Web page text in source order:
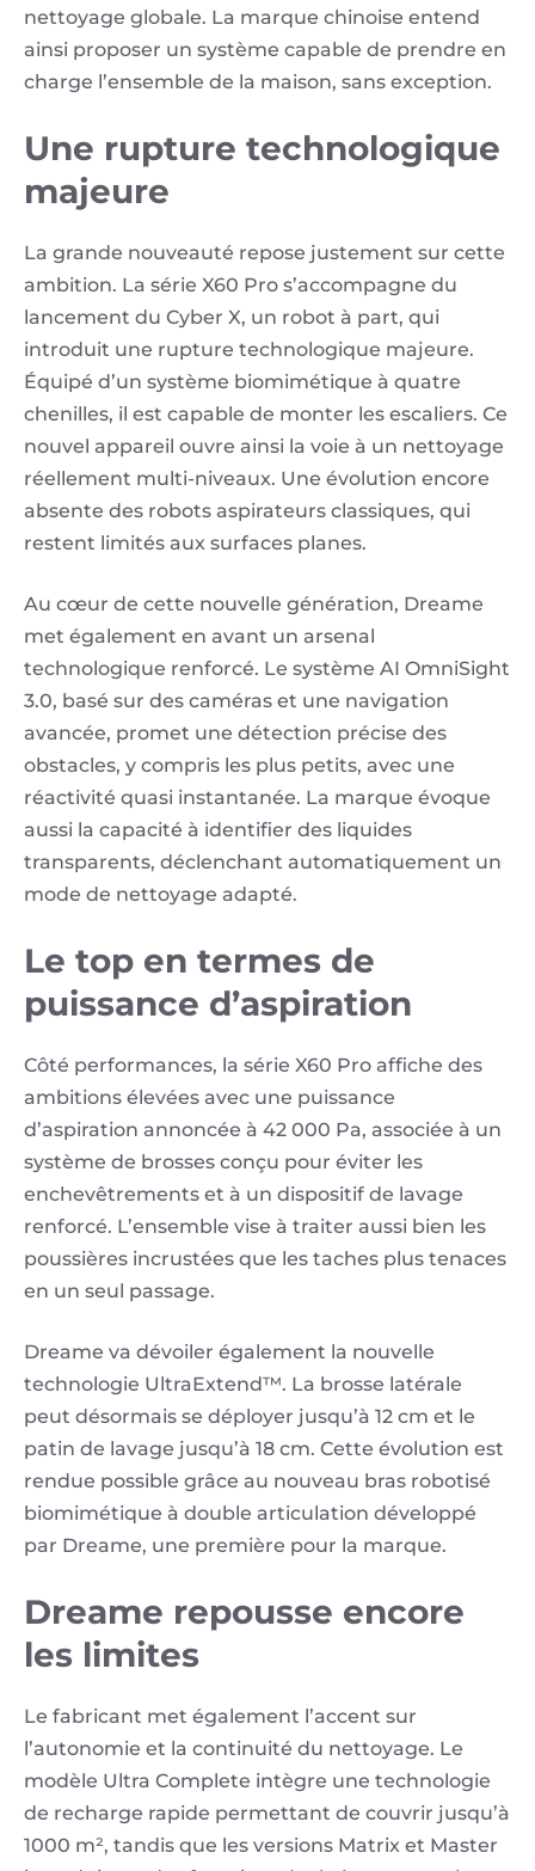
nettoyage globale. La marque chinoise entend
ainsi proposer un système capable de prendre en
charge l’ensemble de la maison, sans exception.
Une rupture technologique
majeure
La grande nouveauté repose justement sur cette
ambition. La série X60 Pro s’accompagne du
lancement du Cyber X, un robot à part, qui
introduit une rupture technologique majeure.
Équipé d’un système biomimétique à quatre
chenilles, il est capable de monter les escaliers. Ce
nouvel appareil ouvre ainsi la voie à un nettoyage
réellement multi-niveaux. Une évolution encore
absente des robots aspirateurs classiques, qui
restent limités aux surfaces planes.
Au cœur de cette nouvelle génération, Dreame
met également en avant un arsenal
technologique renforcé. Le système AI OmniSight
3.0, basé sur des caméras et une navigation
avancée, promet une détection précise des
obstacles, y compris les plus petits, avec une
réactivité quasi instantanée. La marque évoque
aussi la capacité à identifier des liquides
transparents, déclenchant automatiquement un
mode de nettoyage adapté.
Le top en termes de
puissance d’aspiration
Côté performances, la série X60 Pro affiche des
ambitions élevées avec une puissance
d’aspiration annoncée à 42 000 Pa, associée à un
système de brosses conçu pour éviter les
enchevêtrements et à un dispositif de lavage
renforcé. L’ensemble vise à traiter aussi bien les
poussières incrustées que les taches plus tenaces
en un seul passage.
Dreame va dévoiler également la nouvelle
technologie UltraExtend™. La brosse latérale
peut désormais se déployer jusqu’à 12 cm et le
patin de lavage jusqu’à 18 cm. Cette évolution est
rendue possible grâce au nouveau bras robotisé
biomimétique à double articulation développé
par Dreame, une première pour la marque.
Dreame repousse encore
les limites
Le fabricant met également l’accent sur
l’autonomie et la continuité du nettoyage. Le
modèle Ultra Complete intègre une technologie
de recharge rapide permettant de couvrir jusqu’à
1000 m², tandis que les versions Matrix et Master